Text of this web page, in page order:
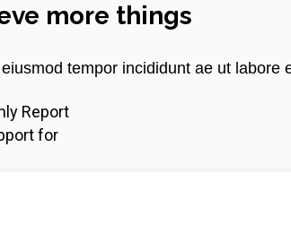
more things
tempor incididunt ae ut labore
Report
for